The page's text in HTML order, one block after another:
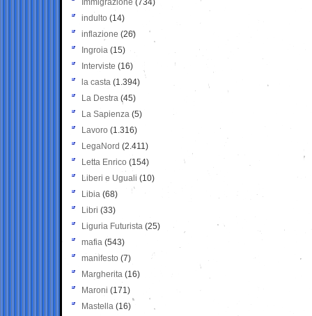
Immigrazione (734)
indulto (14)
inflazione (26)
Ingroia (15)
Interviste (16)
la casta (1.394)
La Destra (45)
La Sapienza (5)
Lavoro (1.316)
LegaNord (2.411)
Letta Enrico (154)
Liberi e Uguali (10)
Libia (68)
Libri (33)
Liguria Futurista (25)
mafia (543)
manifesto (7)
Margherita (16)
Maroni (171)
Mastella (16)